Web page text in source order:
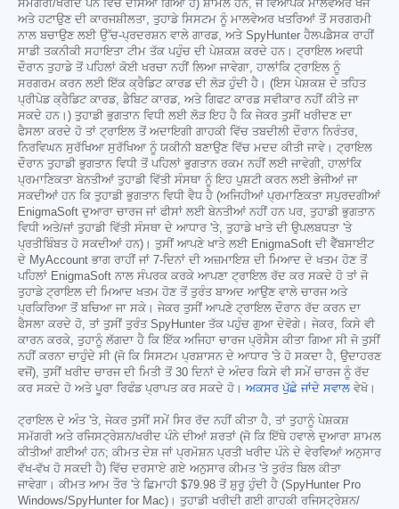
ਸਮੱਗਰੀ/ਖਰੀਦ ਪੰਨੇ ਵਿੱਚ ਦੱਸਿਆ ਗਿਆ ਹੈ) ਸ਼ਾਮਲ ਹਨ, ਜੋ ਵਿਆਪਕ ਮਾਲਵੇਅਰ ਖੋਜ
ਅਤੇ ਹਟਾਉਣ ਦੀ ਕਾਰਜਸ਼ੀਲਤਾ, ਤੁਹਾਡੇ ਸਿਸਟਮ ਨੂੰ ਮਾਲਵੇਅਰ ਖਤਰਿਆਂ ਤੋਂ ਸਰਗਰਮੀ
ਨਾਲ ਬਚਾਉਣ ਲਈ ਉੱਚ-ਪ੍ਰਦਰਸ਼ਨ ਵਾਲੇ ਗਾਰਡ, ਅਤੇ SpyHunter ਹੈਲਪਡੈਸਕ ਰਾਹੀਂ
ਸਾਡੀ ਤਕਨੀਕੀ ਸਹਾਇਤਾ ਟੀਮ ਤੱਕ ਪਹੁੰਚ ਦੀ ਪੇਸ਼ਕਸ਼ ਕਰਦੇ ਹਨ। ਟ੍ਰਾਇਲ ਅਵਧੀ
ਦੌਰਾਨ ਤੁਹਾਡੇ ਤੋਂ ਪਹਿਲਾਂ ਕੋਈ ਖਰਚਾ ਨਹੀਂ ਲਿਆ ਜਾਵੇਗਾ, ਹਾਲਾਂਕਿ ਟ੍ਰਾਇਲ ਨੂੰ
ਸਰਗਰਮ ਕਰਨ ਲਈ ਇੱਕ ਕ੍ਰੈਡਿਟ ਕਾਰਡ ਦੀ ਲੋੜ ਹੁੰਦੀ ਹੈ। (ਇਸ ਪੇਸ਼ਕਸ਼ ਦੇ ਤਹਿਤ
ਪ੍ਰੀਪੇਡ ਕ੍ਰੈਡਿਟ ਕਾਰਡ, ਡੈਬਿਟ ਕਾਰਡ, ਅਤੇ ਗਿਫਟ ਕਾਰਡ ਸਵੀਕਾਰ ਨਹੀਂ ਕੀਤੇ ਜਾ
ਸਕਦੇ ਹਨ।) ਤੁਹਾਡੀ ਭੁਗਤਾਨ ਵਿਧੀ ਲਈ ਲੋੜ ਇਹ ਹੈ ਕਿ ਜੇਕਰ ਤੁਸੀਂ ਖਰੀਦਣ ਦਾ
ਫੈਸਲਾ ਕਰਦੇ ਹੋ ਤਾਂ ਟ੍ਰਾਇਲ ਤੋਂ ਅਦਾਇਗੀ ਗਾਹਕੀ ਵਿੱਚ ਤਬਦੀਲੀ ਦੌਰਾਨ ਨਿਰੰਤਰ,
ਨਿਰਵਿਘਨ ਸੁਰੱਖਿਆ ਸੁਰੱਖਿਆ ਨੂੰ ਯਕੀਨੀ ਬਣਾਉਣ ਵਿੱਚ ਮਦਦ ਕੀਤੀ ਜਾਵੇ। ਟ੍ਰਾਇਲ
ਦੌਰਾਨ ਤੁਹਾਡੀ ਭੁਗਤਾਨ ਵਿਧੀ ਤੋਂ ਪਹਿਲਾਂ ਭੁਗਤਾਨ ਰਕਮ ਨਹੀਂ ਲਈ ਜਾਵੇਗੀ, ਹਾਲਾਂਕਿ
ਪ੍ਰਮਾਣਿਕਤਾ ਬੇਨਤੀਆਂ ਤੁਹਾਡੀ ਵਿੱਤੀ ਸੰਸਥਾ ਨੂੰ ਇਹ ਪੁਸ਼ਟੀ ਕਰਨ ਲਈ ਭੇਜੀਆਂ ਜਾ
ਸਕਦੀਆਂ ਹਨ ਕਿ ਤੁਹਾਡੀ ਭੁਗਤਾਨ ਵਿਧੀ ਵੈਧ ਹੈ (ਅਜਿਹੀਆਂ ਪ੍ਰਮਾਣਿਕਤਾ ਸਪੁਰਦਗੀਆਂ
EnigmaSoft ਦੁਆਰਾ ਚਾਰਜ ਜਾਂ ਫੀਸਾਂ ਲਈ ਬੇਨਤੀਆਂ ਨਹੀਂ ਹਨ ਪਰ, ਤੁਹਾਡੀ ਭੁਗਤਾਨ
ਵਿਧੀ ਅਤੇ/ਜਾਂ ਤੁਹਾਡੀ ਵਿੱਤੀ ਸੰਸਥਾ ਦੇ ਆਧਾਰ 'ਤੇ, ਤੁਹਾਡੇ ਖਾਤੇ ਦੀ ਉਪਲਬਧਤਾ 'ਤੇ
ਪ੍ਰਤੀਬਿੰਬਤ ਹੋ ਸਕਦੀਆਂ ਹਨ)। ਤੁਸੀਂ ਆਪਣੇ ਖਾਤੇ ਲਈ EnigmaSoft ਦੀ ਵੈੱਬਸਾਈਟ
ਦੇ MyAccount ਭਾਗ ਰਾਹੀਂ ਜਾਂ 7-ਦਿਨਾਂ ਦੀ ਅਜ਼ਮਾਇਸ਼ ਦੀ ਮਿਆਦ ਦੇ ਖਤਮ ਹੋਣ ਤੋਂ
ਪਹਿਲਾਂ EnigmaSoft ਨਾਲ ਸੰਪਰਕ ਕਰਕੇ ਆਪਣਾ ਟ੍ਰਾਇਲ ਰੱਦ ਕਰ ਸਕਦੇ ਹੋ ਤਾਂ ਜੋ
ਤੁਹਾਡੇ ਟ੍ਰਾਇਲ ਦੀ ਮਿਆਦ ਖਤਮ ਹੋਣ ਤੋਂ ਤੁਰੰਤ ਬਾਅਦ ਆਉਣ ਵਾਲੇ ਚਾਰਜ ਅਤੇ
ਪ੍ਰਕਿਰਿਆ ਤੋਂ ਬਚਿਆ ਜਾ ਸਕੇ। ਜੇਕਰ ਤੁਸੀਂ ਆਪਣੇ ਟ੍ਰਾਇਲ ਦੌਰਾਨ ਰੱਦ ਕਰਨ ਦਾ
ਫੈਸਲਾ ਕਰਦੇ ਹੋ, ਤਾਂ ਤੁਸੀਂ ਤੁਰੰਤ SpyHunter ਤੱਕ ਪਹੁੰਚ ਗੁਆ ਦੇਵੋਗੇ। ਜੇਕਰ, ਕਿਸੇ ਵੀ
ਕਾਰਨ ਕਰਕੇ, ਤੁਹਾਨੂੰ ਲੱਗਦਾ ਹੈ ਕਿ ਇੱਕ ਅਜਿਹਾ ਚਾਰਜ ਪ੍ਰੋਸੈਸ ਕੀਤਾ ਗਿਆ ਸੀ ਜੋ ਤੁਸੀਂ
ਨਹੀਂ ਕਰਨਾ ਚਾਹੁੰਦੇ ਸੀ (ਜੋ ਕਿ ਸਿਸਟਮ ਪ੍ਰਸ਼ਾਸਨ ਦੇ ਆਧਾਰ 'ਤੇ ਹੋ ਸਕਦਾ ਹੈ, ਉਦਾਹਰਣ
ਵਜੋਂ), ਤੁਸੀਂ ਖਰੀਦ ਚਾਰਜ ਦੀ ਮਿਤੀ ਤੋਂ 30 ਦਿਨਾਂ ਦੇ ਅੰਦਰ ਕਿਸੇ ਵੀ ਸਮੇਂ ਚਾਰਜ ਨੂੰ ਰੱਦ
ਕਰ ਸਕਦੇ ਹੋ ਅਤੇ ਪੂਰਾ ਰਿਫੰਡ ਪ੍ਰਾਪਤ ਕਰ ਸਕਦੇ ਹੋ। ਅਕਸਰ ਪੁੱਛੇ ਜਾਂਦੇ ਸਵਾਲ ਵੇਖੋ।
ਟ੍ਰਾਇਲ ਦੇ ਅੰਤ 'ਤੇ, ਜੇਕਰ ਤੁਸੀਂ ਸਮੇਂ ਸਿਰ ਰੱਦ ਨਹੀਂ ਕੀਤਾ ਹੈ, ਤਾਂ ਤੁਹਾਨੂੰ ਪੇਸ਼ਕਸ਼
ਸਮੱਗਰੀ ਅਤੇ ਰਜਿਸਟ੍ਰੇਸ਼ਨ/ਖਰੀਦ ਪੰਨੇ ਦੀਆਂ ਸ਼ਰਤਾਂ (ਜੋ ਕਿ ਇੱਥੇ ਹਵਾਲੇ ਦੁਆਰਾ ਸ਼ਾਮਲ
ਕੀਤੀਆਂ ਗਈਆਂ ਹਨ; ਕੀਮਤ ਦੇਸ਼ ਜਾਂ ਪ੍ਰਮੋਸ਼ਨ ਪ੍ਰਤੀ ਖਰੀਦ ਪੰਨੇ ਦੇ ਵੇਰਵਿਆਂ ਅਨੁਸਾਰ
ਵੱਖ-ਵੱਖ ਹੋ ਸਕਦੀ ਹੈ) ਵਿੱਚ ਦਰਸਾਏ ਗਏ ਅਨੁਸਾਰ ਕੀਮਤ 'ਤੇ ਤੁਰੰਤ ਬਿਲ ਕੀਤਾ
ਜਾਵੇਗਾ। ਕੀਮਤ ਆਮ ਤੌਰ 'ਤੇ ਛਿਮਾਹੀ $79.98 ਤੋਂ ਸ਼ੁਰੂ ਹੁੰਦੀ ਹੈ (SpyHunter Pro
Windows/SpyHunter for Mac)। ਤੁਹਾਡੀ ਖਰੀਦੀ ਗਈ ਗਾਹਕੀ ਰਜਿਸਟ੍ਰੇਸ਼ਨ/